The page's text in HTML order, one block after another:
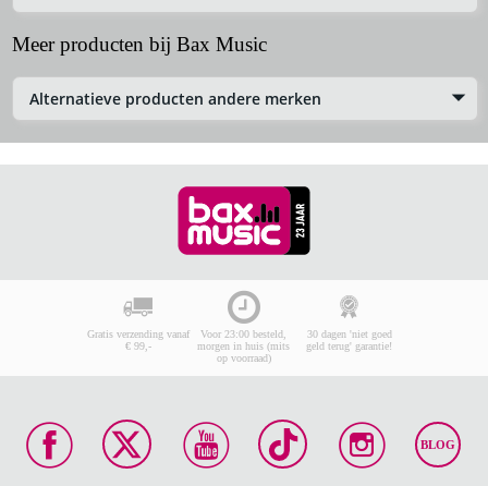
Meer producten bij Bax Music
Alternatieve producten andere merken
Gratis verzending vanaf
€ 99,-
Voor 23:00 besteld,
morgen in huis (mits
op voorraad)
30 dagen 'niet goed
geld terug' garantie!
BLOG